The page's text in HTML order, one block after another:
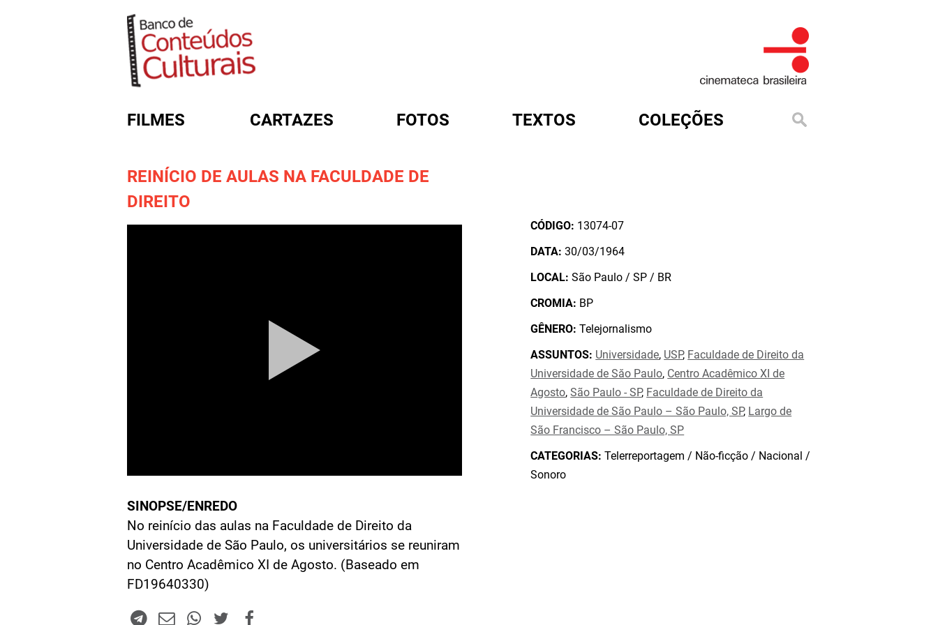
FILMES CARTAZES FOTOS TEXTOS COLEÇÕES
REINÍCIO DE AULAS NA FACULDADE DE
DIREITO
SINOPSE/ENREDO
No reinício das aulas na Faculdade de Direito da
Universidade de São Paulo, os universitários se reuniram
no Centro Acadêmico XI de Agosto. (Baseado em
FD19640330)
CÓDIGO: 13074-07
DATA: 30/03/1964
LOCAL: São Paulo / SP / BR
CROMIA: BP
GÊNERO: Telejornalismo
ASSUNTOS: Universidade, USP, Faculdade de Direito da
Universidade de Săo Paulo, Centro Acadêmico XI de
Agosto,São Paulo - SP, Faculdade de Direito da
Universidade de São Paulo – São Paulo, SP, Largo de
São Francisco – São Paulo, SP
CATEGORIAS: Telerreportagem / Não-ficção / Nacional /
Sonoro